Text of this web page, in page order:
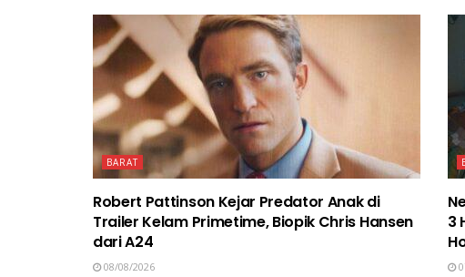
BARAT
Robert Pattinson Kejar Predator Anak di
Trailer Kelam Primetime, Biopik Chris Hansen
dari A24
08/08/2026
3